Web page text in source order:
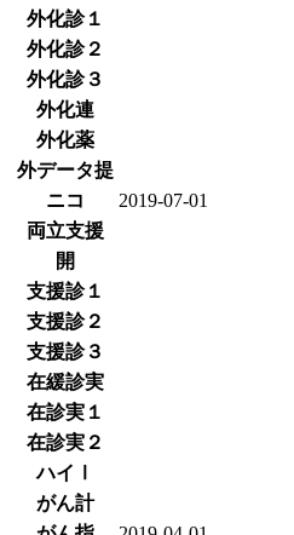
外化診１
外化診２
外化診３
外化連
外化薬
外データ提
ニコ
2019-07-01
両立支援
開
支援診１
支援診２
支援診３
在緩診実
在診実１
在診実２
ハイⅠ
がん計